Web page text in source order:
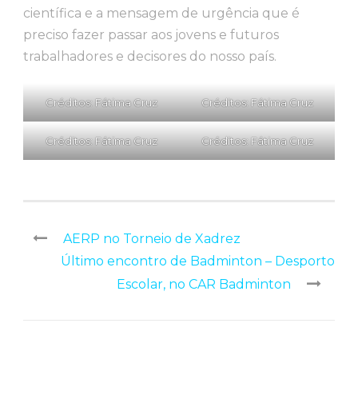
científica e a mensagem de urgência que é
preciso fazer passar aos jovens e futuros
trabalhadores e decisores do nosso país.
Créditos: Fátima Cruz Créditos: Fátima Cruz
Créditos: Fátima Cruz Créditos: Fátima Cruz
AERP no Torneio de Xadrez
Último encontro de Badminton – Desporto
Escolar, no CAR Badminton